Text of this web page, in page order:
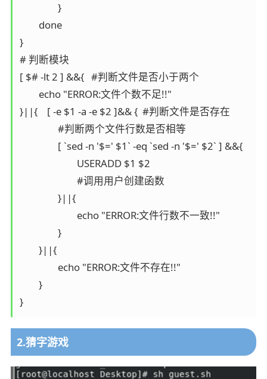
                }
        done
}
# 判断模块
[ $# -lt 2 ] &&{   #判断文件是否小于两个
        echo "ERROR:文件个数不足!!"
}||{    [ -e $1 -a -e $2 ]&& {  #判断文件是否存在
                #判断两个文件行数是否相等
                [ `sed -n '$=' $1` -eq `sed -n '$=' $2` ] &&{
                        USERADD $1 $2
                        #调用用户创建函数
                }||{
                        echo "ERROR:文件行数不一致!!"
                }
        }||{
                echo "ERROR:文件不存在!!"
        }
}
2.猜字游戏